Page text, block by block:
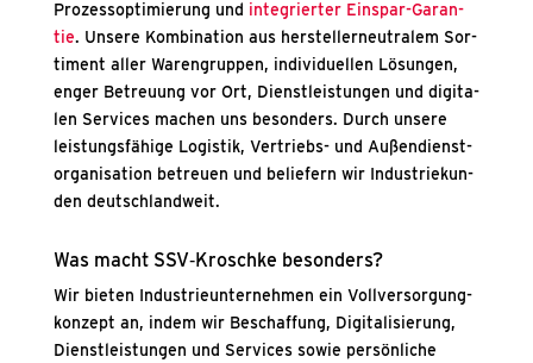
Pro­zess­op­ti­mie­rung und inte­grier­ter Ein­spar-Garan­
tie. Unse­re Kom­bi­na­ti­on aus her­stel­ler­neu­tra­lem Sor­
ti­ment aller Waren­grup­pen, indi­vi­du­el­len Lösun­gen,
enger Betreu­ung vor Ort, Dienst­leis­tun­gen und digi­ta­
len Ser­vices machen uns beson­ders. Durch unse­re
leis­tungs­fä­hi­ge Logis­tik, Ver­triebs- und Außen­dienst­
or­ga­ni­sa­ti­on betreu­en und belie­fern wir Indus­trie­kun­
den deutsch­land­weit.
Was macht SSV‑Kroschke beson­ders?
Wir bie­ten Indus­trie­un­ter­neh­men ein Voll­ver­sor­gung­
kon­zept an, indem wir Beschaf­fung, Digi­ta­li­sie­rung,
Dienst­leis­tun­gen und Ser­vices sowie per­sön­li­che